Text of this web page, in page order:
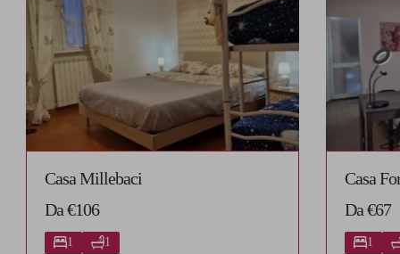
Casa Millebaci
Da €106
1 1
Casa
Da €67
1